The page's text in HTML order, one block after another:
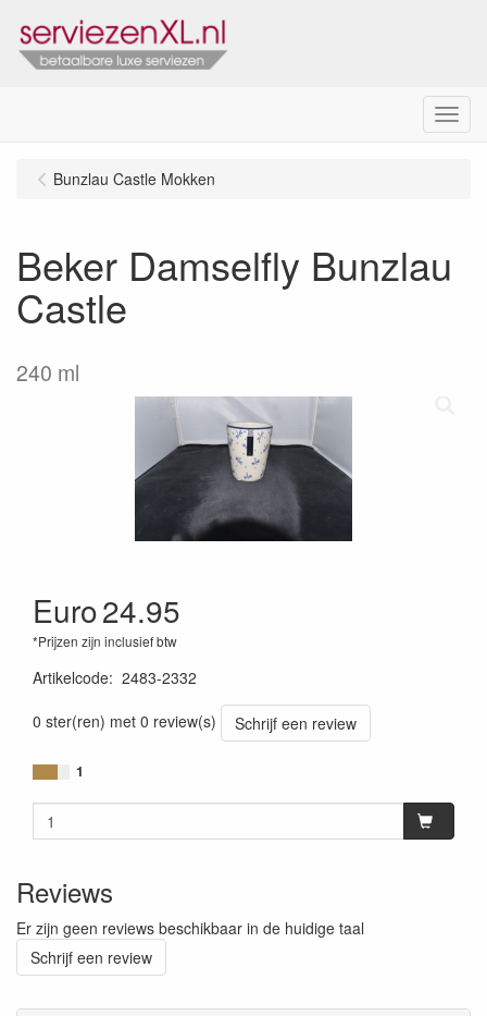
Menu
Bunzlau Castle Mokken
Beker Damselfly Bunzlau
Castle
240 ml
Euro24.95
*Prijzen zijn inclusief btw
Artikelcode: 2483-2332
0 ster(ren) met 0 review(s)
Schrijf een review
1
Reviews
Er zijn geen reviews beschikbaar in de huidige taal
Schrijf een review